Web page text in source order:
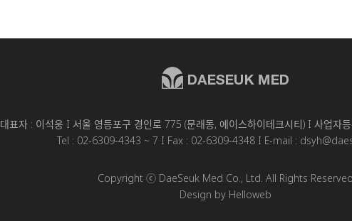
대표자 : 이석웅 I 서울 영등포구 경인로 775 (문래동, 에이스하이테크시티) I 사업자
Tel : 02-6309-4343 ~ 7 I Fax : 02-6309-4348 I E-mail :
Copyright ⓒ DaeSeuk Med Co., Ltd. All Rights Reserved
Design by Helloweb